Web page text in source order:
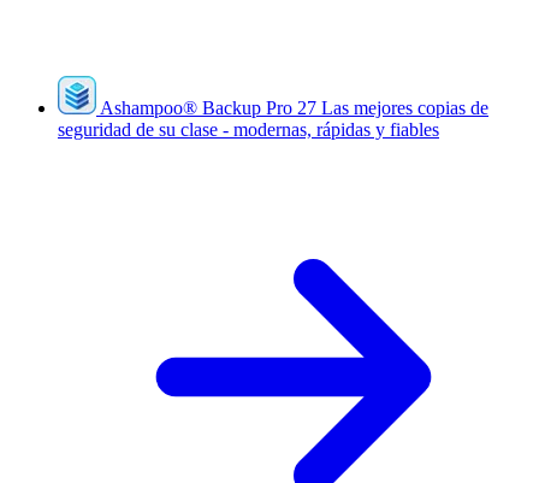
Ashampoo® Backup Pro 27 Las mejores copias de
seguridad de su clase - modernas, rápidas y fiables